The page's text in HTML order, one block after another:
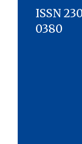
ISSN
0380